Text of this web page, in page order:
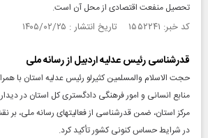
تحصیل منفعت اقتصادی از محل آن است.
کد خبر: ۱۵۵۲۲۴۱ تاریخ انتشار : ۱۴۰۵/۰۲/۲۵
قدرشناسی رئیس عدلیه اردبیل از رسانه ملی
حجت الاسلام والمسلمین کثیرلو رئیس عدلیه استان با
منابع انسانی و امور فرهنگی دادگستری کل استان در
مرکز استان، ضمن قدرشناسی از فعالیتهای رسانه ملی،
در شرایط حساس کنونی کشور تأکید کرد.